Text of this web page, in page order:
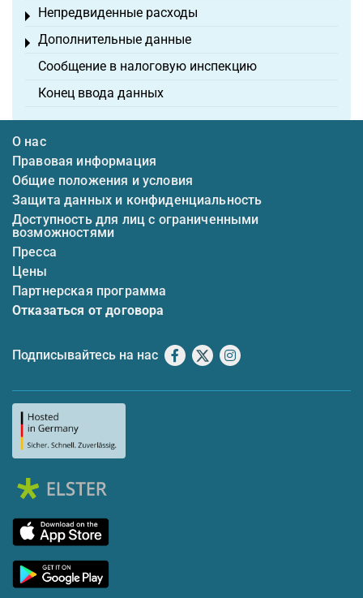
Непредвиденные расходы
Toggle menu
Дополнительные данные
Toggle menu
Сообщение в налоговую инспекцию
Конец ввода данных
О нас
Правовая информация
Общие положения и условия
Защита данных и конфиденциальность
Доступность для лиц с ограниченными
возможностями
Пресса
Цены
Партнерская программа
Отказаться от договора
Подписывайтесь на нас Facebook
X Instagram